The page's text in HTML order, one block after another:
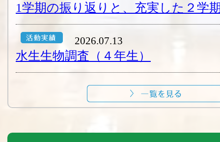
1学期の振り返りと、充実した２学
2026.07.13
水生生物調査（４年生）